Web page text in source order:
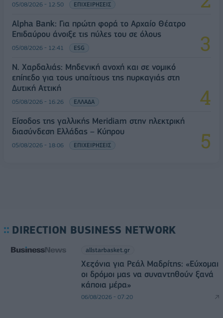
05/08/2026 - 12:50 ΕΠΙΧΕΙΡΗΣΕΙΣ
Alpha Bank: Για πρώτη φορά το Αρχαίο Θέατρο
Επιδαύρου άνοιξε τις πύλες του σε όλους
05/08/2026 - 12:41 ESG
Ν. Χαρδαλιάς: Μηδενική ανοχή και σε νομικό
επίπεδο για τους υπαίτιους της πυρκαγιάς στη
Δυτική Αττική
05/08/2026 - 16:26 ΕΛΛΑΔΑ
Είσοδος της γαλλικής Meridiam στην ηλεκτρική
διασύνδεση Ελλάδας – Κύπρου
05/08/2026 - 18:06 ΕΠΙΧΕΙΡΗΣΕΙΣ
DIRECTION BUSINESS NETWORK
allstarbasket.gr
Χεζόνια για Ρεάλ Μαδρίτης: «Εύχομαι
οι δρόμοι μας να συναντηθούν ξανά
κάποια μέρα»
06/08/2026 - 07:20